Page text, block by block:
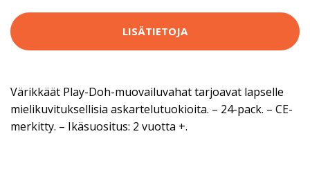
LISÄTIETOJA
Värikkäät Play-Doh-muovailuvahat tarjoavat lapselle
mielikuvituksellisia askartelutuokioita. – 24-pack. – CE-
merkitty. – Ikäsuositus: 2 vuotta +.